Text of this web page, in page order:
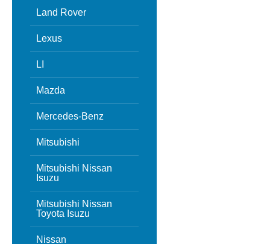
Land Rover
Lexus
LI
Mazda
Mercedes-Benz
Mitsubishi
Mitsubishi Nissan
Isuzu
Mitsubishi Nissan
Toyota Isuzu
Nissan